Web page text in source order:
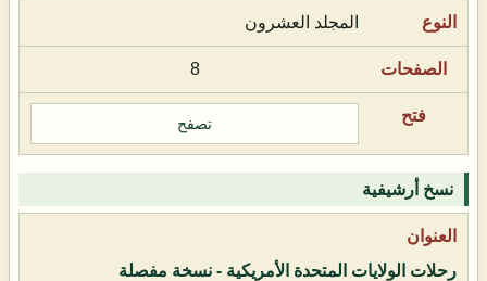
المجلد العشرون
8
تصفح
نسخ أرشيفية
رحلات الولايات المتحدة الأمريكية - نسخة مفصلة